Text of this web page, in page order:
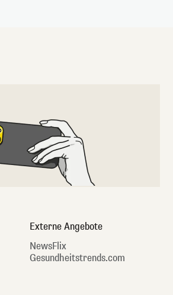
Externe Angebote
NewsFlix
Gesundheitstrends.com